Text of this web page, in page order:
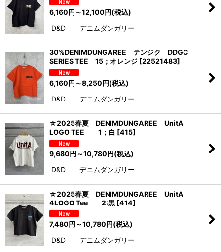
6,160円 ～12,100円(税込)
D&D デニムダンガリー
30%DENIMDUNGAREE テンジク DDGC
SERIES TEE 15；オレンジ [22521483]
6,160円 ～8,250円(税込)
D&D デニムダンガリー
☆2025春夏 DENIMDUNGAREE UnitA
LOGO TEE 1；白 [415]
9,680円 ～10,780円(税込)
D&D デニムダンガリー
☆2025春夏 DENIMDUNGAREE UnitA
4LOGO Tee 2:黒 [414]
7,480円 ～10,780円(税込)
D&D デニムダンガリー